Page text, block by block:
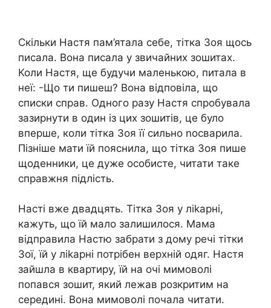
Скільки Настя пам’ятала себе, тітка Зоя щось
писала. Вона писала у звичайних зошитах.
Коли Настя, ще будучи маленькою, питала в
неї: -Що ти пишеш? Вона відповіла, що
списки справ. Одного разу Настя спробувала
зазирнути в один із цих зошитів, це було
вперше, коли тітка Зоя її сильно nосварила.
Пізніше мати їй пояснила, що тітка Зоя пише
щоденники, це дуже особисте, читати таке
справжня підлість.
Насті вже двадцять. Тітка Зоя у ліkарні,
кажуть, що їй мало залишилося. Мама
відправила Настю забрати з дому речі тітки
Зої, їй у ліkарні потрібен верхній одяг. Настя
зайшла в квартиру, їй на очі мимоволі
попався зошит, який лежав розкритим на
середині. Вона мимоволі почала читати.